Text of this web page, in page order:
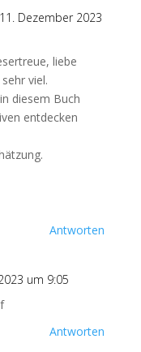
Dezember 2023
liebe
viel.
diesem Buch
entdecken
Antworten
um 9:05
Antworten